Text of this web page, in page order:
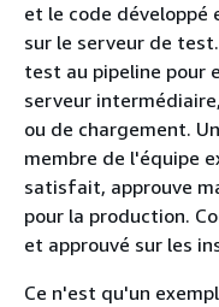
et le code développé
sur le serveur de
test au pipeline pour
serveur
ou de chargement.
membre de l'équipe
satisfait, approuve
pour la production.
et approuvé sur les
Ce n'est qu'un